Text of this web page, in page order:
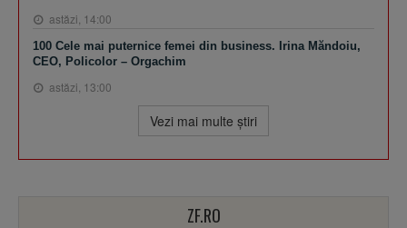
astăzi, 14:00
100 Cele mai puternice femei din business. Irina Măndoiu,
CEO, Policolor – Orgachim
astăzi, 13:00
Vezi mai multe ştiri
ZF.RO